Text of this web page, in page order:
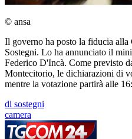
© ansa
Il governo ha posto la fiducia alla
Sostegni. Lo ha annunciato il
Federico D'Incà. Come previsto
Montecitorio, le dichiarazioni di
mentre la votazione partirà alle
dl sostegni
camera